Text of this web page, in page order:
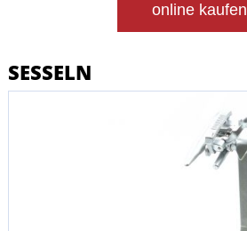
online kaufen
SESSELN